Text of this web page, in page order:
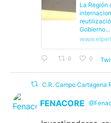
La Región
Gobierno...
0 0
C.R. Campo Cartagena
FENACORE